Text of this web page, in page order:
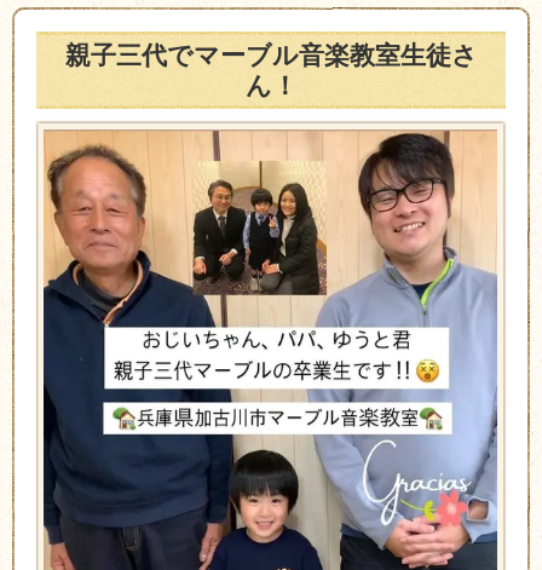
親子三代でマーブル音楽教室生徒さ
ん！